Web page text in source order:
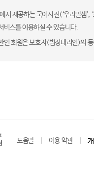
서 제공하는 국어사전(‘우리말샘
비스를 이용하실 수 있습니다.
인 회원은 보호자(법정대리인)의
도움말 이용 약관